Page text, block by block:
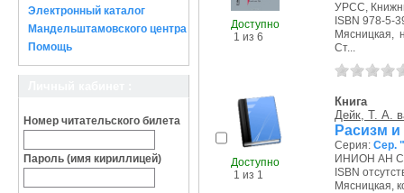
Электронный каталог
Мандельштамовского центра
Помощь
Номер читательского билета
Пароль (имя кириллицей)
Доступно
1 из 6
УРСС,
ISBN 978-5-
Мясницкая,
Ст...
Доступно
1 из 1
Книга
Дейк, Т. А.
Расизм и
Серия: Сер.
ИНИОН АН
ISBN
Мясницкая,